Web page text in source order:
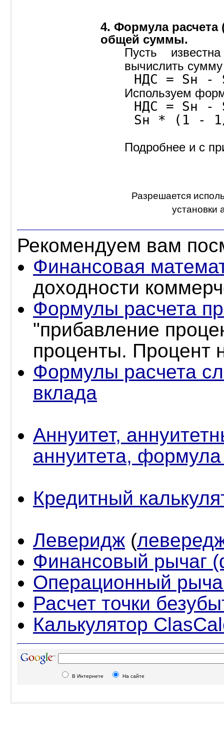
4. Формула
общей суммы.
Пусть
вычислить
НДС = Sн -
Используем
НДС = Sн -
Sн * (1 -
Подробнее и с
Разрешается
установки
Рекомендуем вам
Финансовая
доходности
Формулы расчета
"прибавление
проценты. Процент
Формулы расчета
вклада
Аннуитет,
аннуитета,
Кредитный
Леверидж (
Финансовый рычаг
Операционный
Расчет точки
Калькулятор
В Интернете На сайте